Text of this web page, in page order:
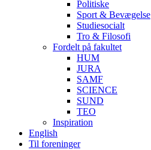
Politiske
Sport & Bevægelse
Studiesocialt
Tro & Filosofi
Fordelt på fakultet
HUM
JURA
SAMF
SCIENCE
SUND
TEO
Inspiration
English
Til foreninger